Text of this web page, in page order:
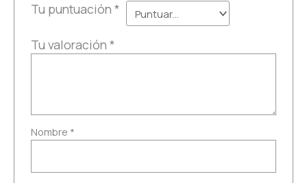
Tu puntuación*
Tu valoración*
Nombre *